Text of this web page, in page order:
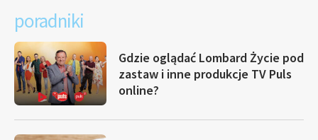
poradniki
Gdzie oglądać Lombard Życie pod
zastaw i inne produkcje TV Puls
online?